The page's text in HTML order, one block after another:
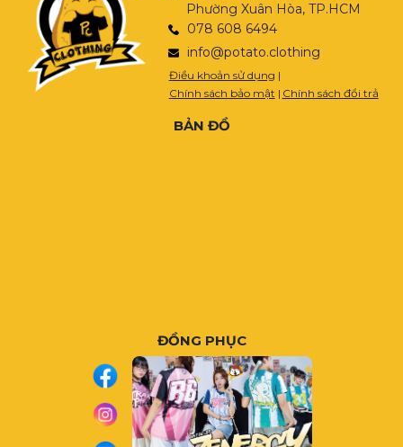
Phường Xuân Hòa, TP.HCM
078 608 6494
info@potato.clothing
Điều khoản sử dụng |
Chính sách bảo mật | Chính sách đổi trả
BẢN ĐỒ
ĐỒNG PHỤC